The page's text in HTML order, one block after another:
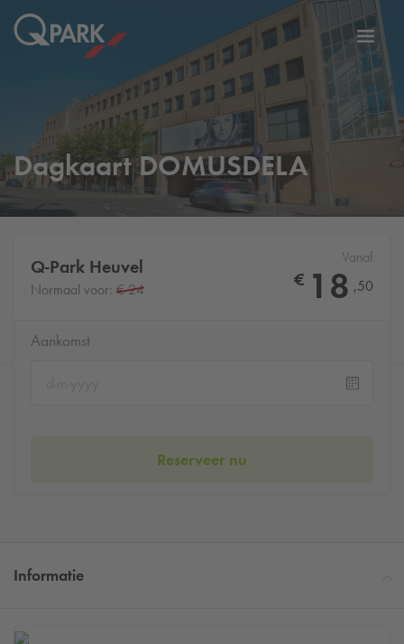
Dagkaart DOMUSDELA
Q-Park Heuvel
Normaal voor: € 24
Vanaf
€ 18 ,50
Aankomst
Reserveer nu
Informatie